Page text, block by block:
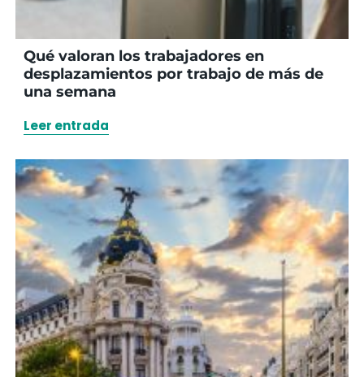
Qué valoran los trabajadores en
desplazamientos por trabajo de más de
una semana
Leer entrada